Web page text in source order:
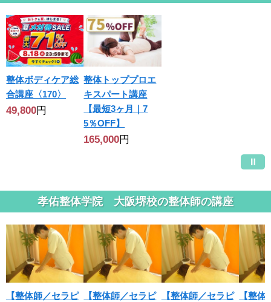
整体ボディケア総
合講座〈170〉
49,800円
整体トッププロエ
キスパート講座
【最短3ヶ月｜7
5％OFF】
165,000円
孝佑整体学院 大阪堺校の整体師の講座
【整体師／セラピ
【整体師／セラピ
【整体師／セラピ
【整